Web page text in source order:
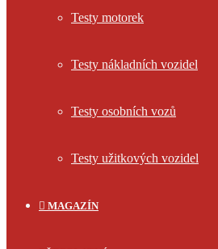
Testy motorek
Testy nákladních vozidel
Testy osobních vozů
Testy užitkových vozidel
MAGAZÍN